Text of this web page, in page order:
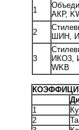
1
АКР,
2
ШИН,
3
ИКО3,
WKB
1
2